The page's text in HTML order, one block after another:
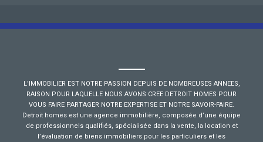
L’IMMOBILIER EST NOTRE PASSION DEPUIS DE NOMBREUSES ANNEES,
RAISON POUR LAQUELLE NOUS AVONS CREE DETROIT HOMES POUR
VOUS FAIRE PARTAGER NOTRE EXPERTISE ET NOTRE SAVOIR-FAIRE.
Detroit homes est une agence immobilière, composée d’une équipe
de professionnels qualifiés, spécialisée dans la vente, la location et
l’évaluation de biens immobiliers pour les particuliers et les